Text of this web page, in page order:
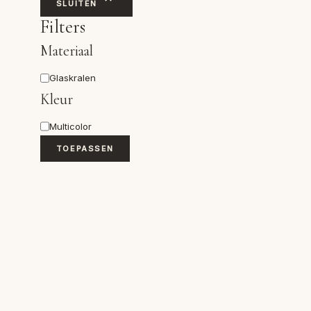
SLUITEN
Filters
Materiaal
Materiaal
Glaskralen
Kleur
Kleur
Multicolor
TOEPASSEN